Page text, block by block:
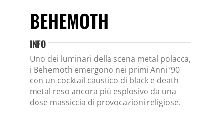
BEHEMOTH
INFO
Uno dei luminari della scena metal polacca,
i Behemoth emergono nei primi Anni ’90
con un cocktail caustico di black e death
metal reso ancora più esplosivo da una
dose massiccia di provocazioni religiose.